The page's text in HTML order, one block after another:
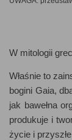
W mitologii
Właśnie to
bogini Gaia,
jak bawełna
produkuje i
życie i